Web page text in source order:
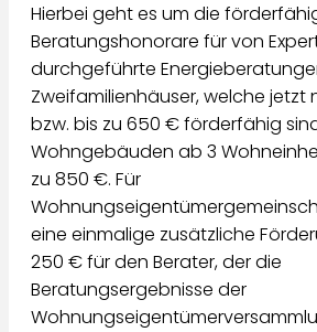
Hierbei geht es um die
Beratungshonorare für von
durchgeführte
Zweifamilienhäuser, welche jetzt
bzw. bis zu 650 € förderfähig
Wohngebäuden ab 3
zu 850 €. Für
eine einmalige zusätzliche
250 € für den Berater, der die
Beratungsergebnisse der